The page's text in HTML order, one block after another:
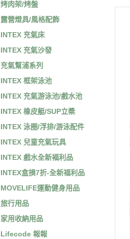
烤肉架/烤盤
露營燈具/風格配飾
INTEX 充氣床
INTEX 充氣沙發
充氣幫浦系列
INTEX 框架泳池
INTEX 充氣游泳池/戲水池
INTEX 橡皮艇/SUP立槳
INTEX 泳圈/浮排/游泳配件
INTEX 兒童充氣玩具
INTEX 戲水全新褔利品
INTEX盒損7折-全新福利品
MOVELIFE運動健身用品
旅行用品
家用收納用品
Lifecode 報報